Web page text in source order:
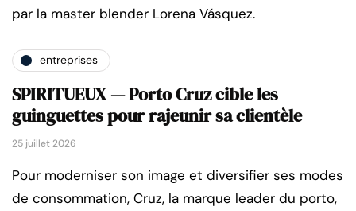
par la master blender Lorena Vásquez.
entreprises
SPIRITUEUX — Porto Cruz cible les
guinguettes pour rajeunir sa clientèle
25 juillet 2026
Pour moderniser son image et diversifier ses modes
de consommation, Cruz, la marque leader du porto,